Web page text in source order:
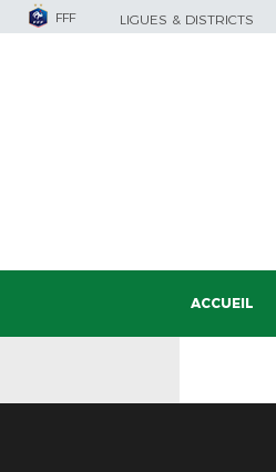
FFF LIGUES & DISTRICTS
ACCUEIL